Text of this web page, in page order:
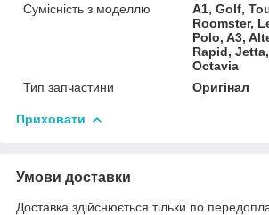
Сумісність з моделлю
A1, Golf,
Roomster,
Polo, A3,
Rapid,
Octavia
Тип запчастини
Оригінал
Приховати
Умови доставки
Доставка здійснюється тільки по